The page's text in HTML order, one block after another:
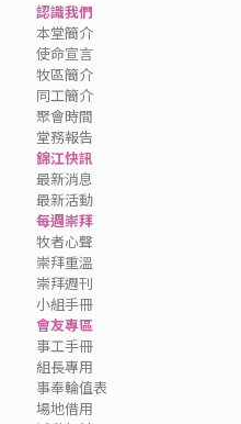
認識我們
本堂簡介
使命宣言
牧區簡介
同工簡介
聚會時間
堂務報告
錦江快訊
最新消息
最新活動
每週崇拜
牧者心聲
崇拜重溫
崇拜週刊
小組手冊
會友專區
事工手冊
組長專用
事奉輪值表
場地借用